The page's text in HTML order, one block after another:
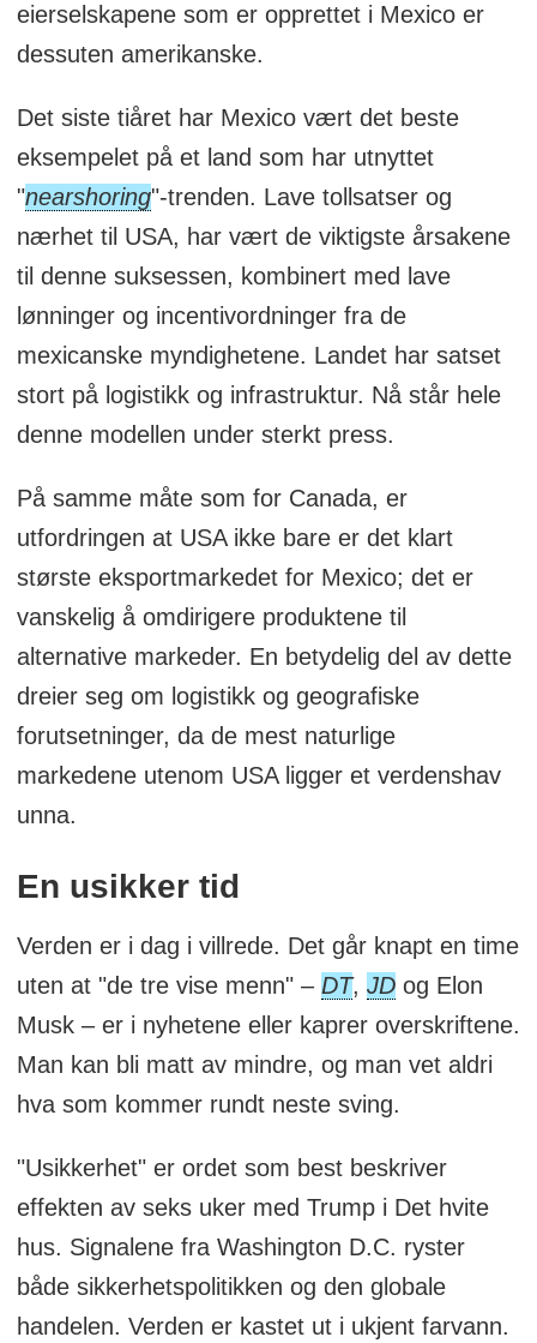
eierselskapene som er opprettet i Mexico er
dessuten amerikanske.
Det siste tiåret har Mexico vært det beste
eksempelet på et land som har utnyttet
"nearshoring"-trenden. Lave tollsatser og
nærhet til USA, har vært de viktigste årsakene
til denne suksessen, kombinert med lave
lønninger og incentivordninger fra de
mexicanske myndighetene. Landet har satset
stort på logistikk og infrastruktur. Nå står hele
denne modellen under sterkt press.
På samme måte som for Canada, er
utfordringen at USA ikke bare er det klart
største eksportmarkedet for Mexico; det er
vanskelig å omdirigere produktene til
alternative markeder. En betydelig del av dette
dreier seg om logistikk og geografiske
forutsetninger, da de mest naturlige
markedene utenom USA ligger et verdenshav
unna.
En usikker tid
Verden er i dag i villrede. Det går knapt en time
uten at "de tre vise menn" – DT, JDog Elon
Musk – er i nyhetene eller kaprer overskriftene.
Man kan bli matt av mindre, og man vet aldri
hva som kommer rundt neste sving.
"Usikkerhet" er ordet som best beskriver
effekten av seks uker med Trump i Det hvite
hus. Signalene fra Washington D.C. ryster
både sikkerhetspolitikken og den globale
handelen. Verden er kastet ut i ukjent farvann.